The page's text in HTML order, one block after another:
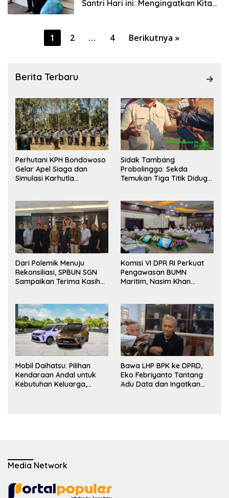
Santri Hari ini: Mengingatkan Kita
Negara Selalu Hadir Saat Semua
Telah Terjadi
Paginasi
1 2 … 4 Berikutnya »
Berita Terbaru
Perhutani KPH Bondowoso
Gelar Apel Siaga dan
Simulasi Karhutla
Kesiapsiagaan Personel
Sidak Tambang
Probolinggo: Sekda
Temukan Tiga Titik Diduga
Dari Polemik Menuju
Rekonsiliasi, SPBUN SGN
Sampaikan Terima Kasih
Perselisihan
Komisi VI DPR RI Perkuat
Pengawasan BUMN
Maritim, Nasim Khan
Mobil Daihatsu: Pilihan
Kendaraan Andal untuk
Kebutuhan Keluarga,
Bawa LHP BPK ke DPRD,
Eko Febriyanto Tantang
Adu Data dan Ingatkan
Media Network